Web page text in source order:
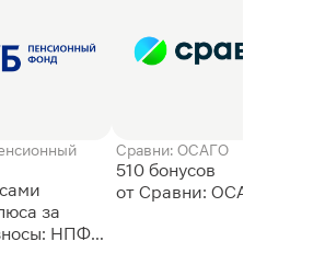
за
НПФ
Сравни: ОСАГО
510 бонусов